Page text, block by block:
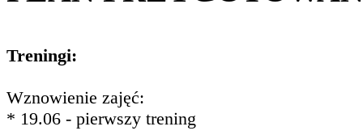
Treningi:
Wznowienie zajęć:
* 19.06 - pierwszy trening